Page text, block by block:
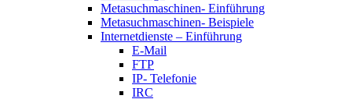
Metasuchmaschinen- Einführung
Metasuchmaschinen- Beispiele
Internetdienste – Einführung
E-Mail
FTP
IP- Telefonie
IRC